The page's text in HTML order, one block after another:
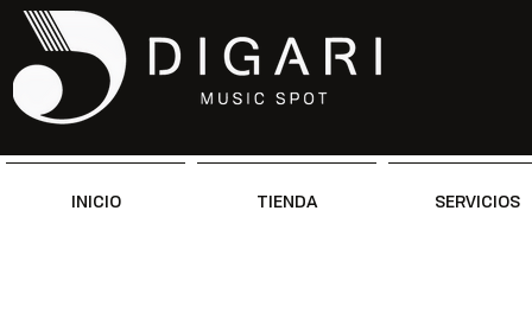
INICIO TIENDA SERVICIOS